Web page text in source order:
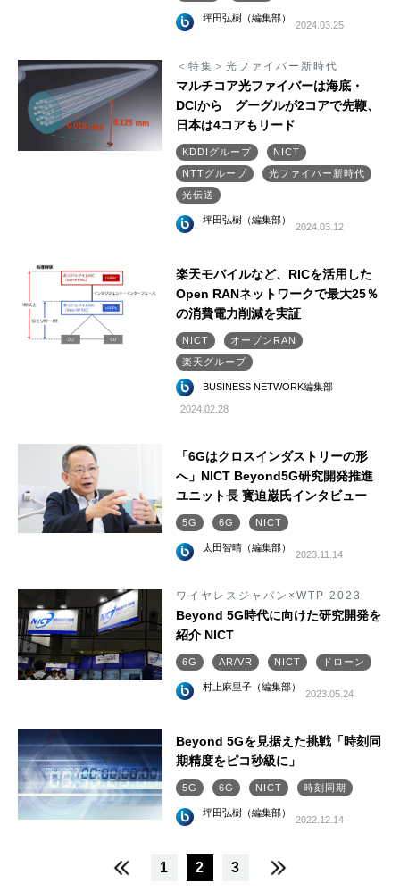
坪田弘樹（編集部）
2024.03.25
＜特集＞光ファイバー新時代
マルチコア光ファイバーは海底・
DCIから グーグルが2コアで先鞭、
日本は4コアもリード
KDDIグループ
NICT
NTTグループ
光ファイバー新時代
光伝送
坪田弘樹（編集部）
2024.03.12
楽天モバイルなど、RICを活用した
Open RANネットワークで最大25％
の消費電力削減を実証
NICT
オープンRAN
楽天グループ
BUSINESS NETWORK編集部
2024.02.28
「6Gはクロスインダストリーの形
へ」NICT Beyond5G研究開発推進
ユニット長 寳迫巌氏インタビュー
5G 6G NICT
太田智晴（編集部）
2023.11.14
ワイヤレスジャパン×WTP 2023
Beyond 5G時代に向けた研究開発を
紹介 NICT
6G AR/VR NICT ドローン
村上麻里子（編集部）
2023.05.24
Beyond 5Gを見据えた挑戦「時刻同
期精度をピコ秒級に」
5G 6G NICT 時刻同期
坪田弘樹（編集部）
2022.12.14
1 2 3